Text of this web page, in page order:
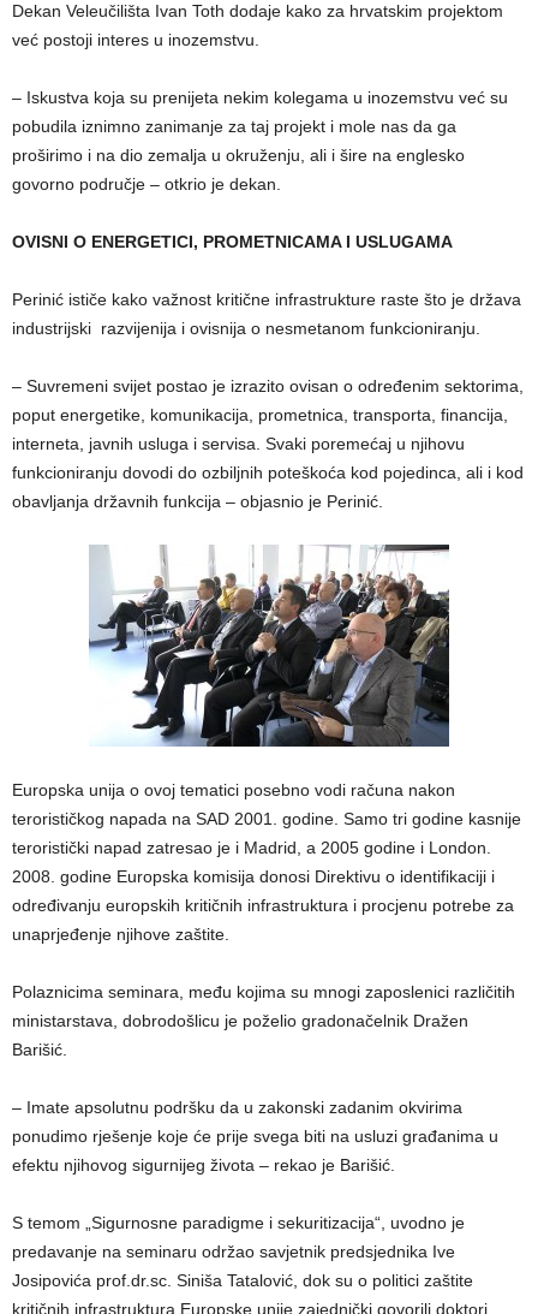
Dekan Veleučilišta Ivan Toth dodaje kako za hrvatskim projektom
već postoji interes u inozemstvu.
– Iskustva koja su prenijeta nekim kolegama u inozemstvu već su
pobudila iznimno zanimanje za taj projekt i mole nas da ga
proširimo i na dio zemalja u okruženju, ali i šire na englesko
govorno područje – otkrio je dekan.
OVISNI O ENERGETICI, PROMETNICAMA I USLUGAMA
Perinić ističe kako važnost kritične infrastrukture raste što je država
industrijski razvijenija i ovisnija o nesmetanom funkcioniranju.
– Suvremeni svijet postao je izrazito ovisan o određenim sektorima,
poput energetike, komunikacija, prometnica, transporta, financija,
interneta, javnih usluga i servisa. Svaki poremećaj u njihovu
funkcioniranju dovodi do ozbiljnih poteškoća kod pojedinca, ali i kod
obavljanja državnih funkcija – objasnio je Perinić.
Europska unija o ovoj tematici posebno vodi računa nakon
terorističkog napada na SAD 2001. godine. Samo tri godine kasnije
teroristički napad zatresao je i Madrid, a 2005 godine i London.
2008. godine Europska komisija donosi Direktivu o identifikaciji i
određivanju europskih kritičnih infrastruktura i procjenu potrebe za
unaprjeđenje njihove zaštite.
Polaznicima seminara, među kojima su mnogi zaposlenici različitih
ministarstava, dobrodošlicu je poželio gradonačelnik Dražen
Barišić.
– Imate apsolutnu podršku da u zakonski zadanim okvirima
ponudimo rješenje koje će prije svega biti na usluzi građanima u
efektu njihovog sigurnijeg života – rekao je Barišić.
S temom „Sigurnosne paradigme i sekuritizacija“, uvodno je
predavanje na seminaru održao savjetnik predsjednika Ive
Josipovića prof.dr.sc. Siniša Tatalović, dok su o politici zaštite
kritičnih infrastruktura Europske unije zajednički govorili doktori